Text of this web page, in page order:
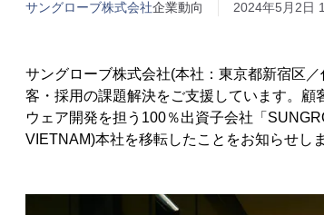
サングローブ株式会社企業動向 2024年5月2日
サングローブ株式会社(本社：東京都新宿区
客・採用の課題解決をご支援しています。顧
ウェア開発を担う100％出資子会社「
VIETNAM)本社を移転したことをお知らせしま